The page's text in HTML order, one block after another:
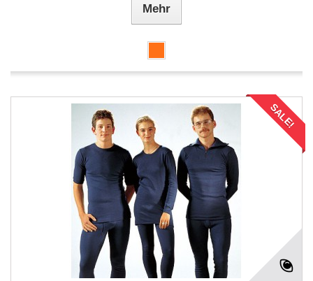
Mehr
SALE!